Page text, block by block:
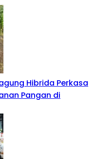
Hibrida Perkasa
Pangan di